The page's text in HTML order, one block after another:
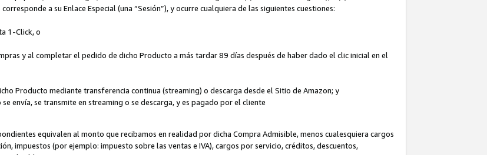
a su Enlace Especial (una “Sesión”), y ocurre cualquiera de las siguientes cuestiones:
1-Click, o
y al completar el pedido de dicho Producto a más tardar 89 días después de haber dado el clic inicial en el
Producto mediante transferencia continua (streaming) o descarga desde el Sitio de Amazon; y
envía, se transmite en streaming o se descarga, y es pagado por el cliente
equivalen al monto que recibamos en realidad por dicha Compra Admisible, menos cualesquiera cargos
impuestos (por ejemplo: impuesto sobre las ventas e IVA), cargos por servicio, créditos, descuentos,